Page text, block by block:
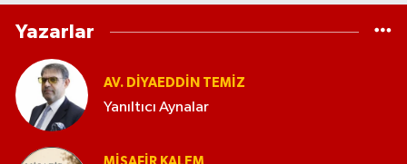
Yazarlar
AV. DIYAEDDIN TEMIZ
Yanıltıcı Aynalar